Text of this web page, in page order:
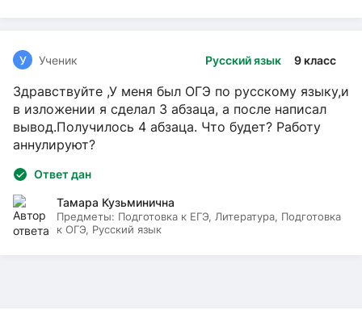
Русский язык 9 класс
У Ученик
Здравствуйте ,У меня был ОГЭ по русскому языку,и
в изложении я сделал 3 абзаца, а после написал
вывод.Получилось 4 абзаца. Что будет? Работу
аннулируют?
Ответ дан
Тамара Кузьминична
Предметы: Подготовка к ЕГЭ, Литература, Подготовка
к ОГЭ, Русский язык